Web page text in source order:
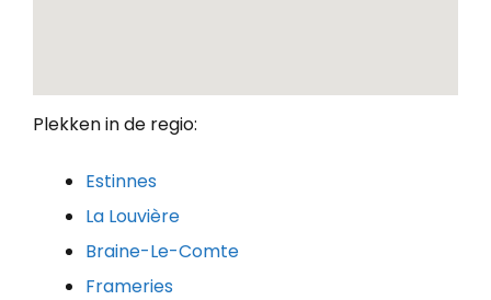
Plekken in de regio:
Estinnes
La Louvière
Braine-Le-Comte
Frameries